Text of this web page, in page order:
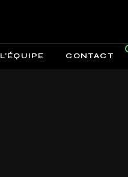
L’ÉQUIPE CONTACT